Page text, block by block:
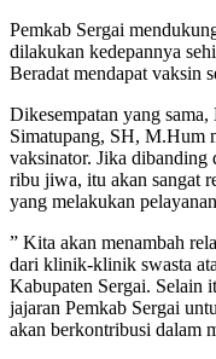
Pemkab Sergai
dilakukan kedepannya
Beradat mendapat vaksin
Dikesempatan yang
Simatupang, SH, M.Hum
vaksinator. Jika dibanding
ribu jiwa, itu akan sangat
yang melakukan
” Kita akan menambah
dari klinik-klinik swasta
Kabupaten Sergai. Selain
jajaran Pemkab Sergai
akan berkontribusi dalam